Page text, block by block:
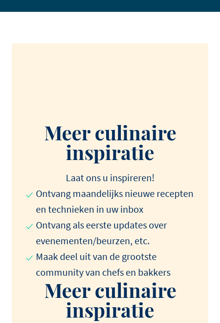
Meer culinaire
inspiratie
Laat ons u inspireren!
Ontvang maandelijks nieuwe recepten
en technieken in uw inbox
Ontvang als eerste updates over
evenementen/beurzen, etc.
Maak deel uit van de grootste
community van chefs en bakkers
Meer culinaire
inspiratie